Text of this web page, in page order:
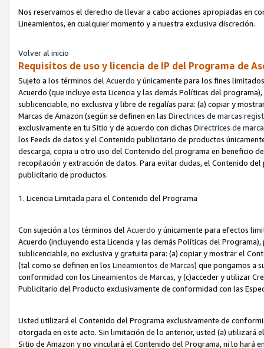
Nos reservamos el derecho de llevar a cabo acciones apropiadas en
Lineamientos, en cualquier momento y a nuestra exclusiva discreción.
Volver al inicio
Requisitos de uso y licencia de IP del Programa de
Sujeto a los términos del Acuerdo y únicamente para los fines
Acuerdo (que incluye esta Licencia y las demás Políticas del
sublicenciable, no exclusiva y libre de regalías para: (a) copiar y
Marcas de Amazon (según se definen en las Directrices de marcas
exclusivamente en tu Sitio y de acuerdo con dichas Directrices de
los Feeds de datos y el Contenido publicitario de productos
descarga, copia u otro uso del Contenido del programa en beneficio
recopilación y extracción de datos. Para evitar dudas, el Contenido
publicitario de productos.
1. Licencia Limitada para el Contenido del Programa
Con sujeción a los términos del Acuerdo y únicamente para efectos
Acuerdo (incluyendo esta Licencia y las demás Políticas del
sublicenciable, no exclusiva y gratuita para: (a) copiar y mostrar el
(tal como se definen en los Lineamientos de Marcas) que pongamos a
conformidad con los Lineamientos de Marcas, y (c)acceder y utilizar
Publicitario del Producto exclusivamente de conformidad con las
Usted utilizará el Contenido del Programa exclusivamente de
otorgada en este acto. Sin limitación de lo anterior, usted (a) utilizará
Sitio de Amazon y no vinculará el Contenido del Programa, ni lo hará